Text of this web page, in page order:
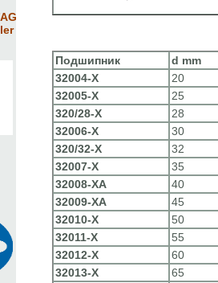
Подшипник d mm
32004-X
20
32005-X
25
320/28-X
28
32006-X
30
320/32-X
32
32007-X
35
32008-XA
40
32009-XA
45
32010-X
50
32011-X
55
32012-X
60
32013-X
65